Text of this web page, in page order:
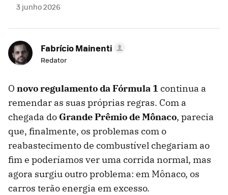
3 junho 2026
Fabrício Mainenti
Redator
O novo regulamento da Fórmula 1 continua a
remendar as suas próprias regras. Com a
chegada do Grande Prêmio de Mônaco, parecia
que, finalmente, os problemas com o
reabastecimento de combustível chegariam ao
fim e poderíamos ver uma corrida normal, mas
agora surgiu outro problema: em Mônaco, os
carros terão energia em excesso.